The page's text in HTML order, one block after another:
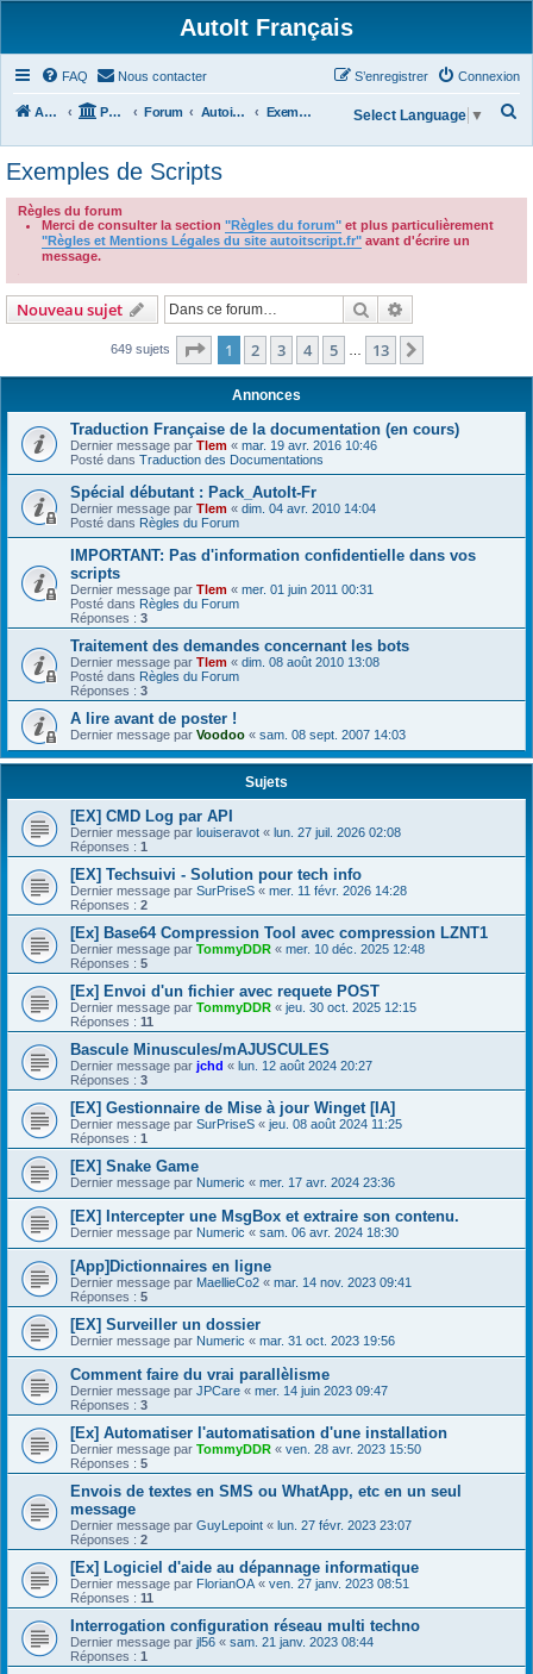
AutoIt Français
FAQ Nous contacter Connexion
S’enregistrer
Accueil Portail Forum Autoit v3 Exemples de Scripts
h
c
Select Language ▼
Exemples de Scripts
Règles du forum
Merci de consulter la section "Règles du forum" et plus particulièrement
"Règles et Mentions Légales du site autoitscript.fr" avant d'écrire un
message.
Nouveau sujet Rechercher
649 sujets Page 1sur13
1 2 3 4 5 13
Annonces
Traduction Française de la documentation (en cours)
Dernier message par Tlem « mar. 19 avr. 2016 10:46
Posté dans Traduction des Documentations
Spécial débutant : Pack_AutoIt-Fr
Dernier message par Tlem « dim. 04 avr. 2010 14:04
Posté dans Règles du Forum
IMPORTANT: Pas d'information confidentielle dans vos
scripts
Dernier message par Tlem « mer. 01 juin 2011 00:31
Posté dans Règles du Forum
Réponses : 3
Traitement des demandes concernant les bots
Dernier message par Tlem « dim. 08 août 2010 13:08
Posté dans Règles du Forum
Réponses : 3
A lire avant de poster !
Dernier message par Voodoo « sam. 08 sept. 2007 14:03
Sujets
[EX] CMD Log par API
Dernier message par louiseravot « lun. 27 juil. 2026 02:08
Réponses : 1
[EX] Techsuivi - Solution pour tech info
Dernier message par SurPriseS « mer. 11 févr. 2026 14:28
Réponses : 2
[Ex] Base64 Compression Tool avec compression LZNT1
Dernier message par TommyDDR « mer. 10 déc. 2025 12:48
Réponses : 5
[Ex] Envoi d'un fichier avec requete POST
Dernier message par TommyDDR « jeu. 30 oct. 2025 12:15
Réponses : 11
Bascule Minuscules/mAJUSCULES
Dernier message par jchd « lun. 12 août 2024 20:27
Réponses : 3
[EX] Gestionnaire de Mise à jour Winget [IA]
Dernier message par SurPriseS « jeu. 08 août 2024 11:25
Réponses : 1
[EX] Snake Game
Dernier message par Numeric « mer. 17 avr. 2024 23:36
[EX] Intercepter une MsgBox et extraire son contenu.
Dernier message par Numeric « sam. 06 avr. 2024 18:30
[App]Dictionnaires en ligne
Dernier message par MaellieCo2 « mar. 14 nov. 2023 09:41
Réponses : 5
[EX] Surveiller un dossier
Dernier message par Numeric « mar. 31 oct. 2023 19:56
Comment faire du vrai parallèlisme
Dernier message par JPCare « mer. 14 juin 2023 09:47
Réponses : 3
[Ex] Automatiser l'automatisation d'une installation
Dernier message par TommyDDR « ven. 28 avr. 2023 15:50
Réponses : 5
Envois de textes en SMS ou WhatApp, etc en un seul
message
Dernier message par GuyLepoint « lun. 27 févr. 2023 23:07
Réponses : 2
[Ex] Logiciel d'aide au dépannage informatique
Dernier message par FlorianOA « ven. 27 janv. 2023 08:51
Réponses : 11
Interrogation configuration réseau multi techno
Dernier message par jl56 « sam. 21 janv. 2023 08:44
Réponses : 1